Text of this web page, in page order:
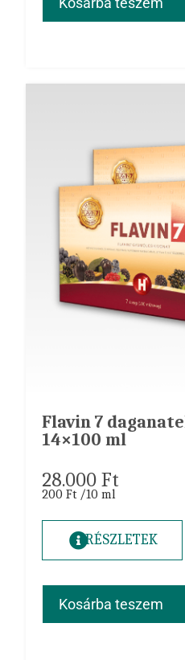
Flavin 7
14×100 ml
28.000Ft
200 Ft /10 ml
RÉSZLETEK
Kosárba teszem